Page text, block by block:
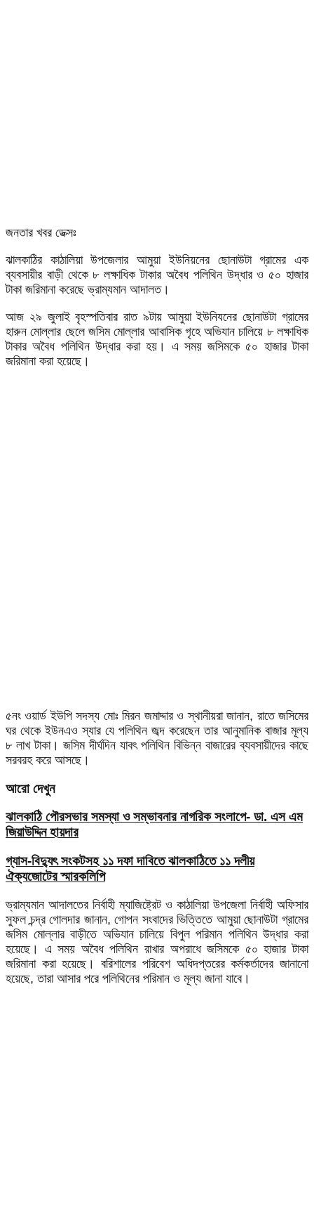
জনতার খবর ডেক্সঃ
ঝালকাঠির কাঠালিয়া উপজেলার আমুয়া ইউনিয়নের ছোনাউটা গ্রামের এক
ব্যবসায়ীর বাড়ী থেকে ৮ লক্ষাধিক টাকার অবৈধ পলিথিন উদ্ধার ও ৫০ হাজার
টাকা জরিমানা করেছে ভ্রাম্যমান আদালত।
আজ ২৯ জুলাই বৃহস্পতিবার রাত ৯টায় আমুয়া ইউনিযনের ছোনাউটা গ্রামের
হারুন মোল্লার ছেলে জসিম মোল্লার আবাসিক গৃহে অভিযান চালিয়ে ৮ লক্ষাধিক
টাকার অবৈধ পলিথিন উদ্ধার করা হয়। এ সময় জসিমকে ৫০ হাজার টাকা
জরিমানা করা হয়েছে।
৫নং ওয়ার্ড ইউপি সদস্য মোঃ মিরন জমাদ্দার ও স্থানীয়রা জানান, রাতে জসিমের
ঘর থেকে ইউনএও স্যার যে পলিথিন জব্দ করেছেন তার আনুমানিক বাজার মূল্য
৮ লাখ টাকা। জসিম দীর্ঘদিন যাবৎ পলিথিন বিভিন্ন বাজারের ব্যবসায়ীদের কাছে
সরবরহ করে আসছে।
আরো দেখুন
ঝালকাঠি পৌরসভার সমস্যা ও সম্ভাবনার নাগরিক সংলাপে- ডা. এস এম
জিয়াউদ্দিন হায়দার
গ্যাস-বিদ্যুৎ সংকটসহ ১১ দফা দাবিতে ঝালকাঠিতে ১১ দলীয়
ঐক্যজোটের স্মারকলিপি
ভ্রাম্যমান আদালতের নির্বাহী ম্যাজিষ্ট্রেট ও কাঠালিয়া উপজেলা নির্বাহী অফিসার
সুফল চন্দ্র গোলদার জানান, গোপন সংবাদের ভিত্তিতে আমুয়া ছোনাউটা গ্রামের
জসিম মোল্লার বাড়ীতে অভিযান চালিয়ে বিপুল পরিমান পলিথিন উদ্ধার করা
হয়েছে। এ সময় অবৈধ পলিথিন রাখার অপরাধে জসিমকে ৫০ হাজার টাকা
জরিমানা করা হয়েছে। বরিশালের পরিবেশ অধিদপ্তরের কর্মকর্তাদের জানানো
হয়েছে, তারা আসার পরে পলিথিনের পরিমান ও মূল্য জানা যাবে।